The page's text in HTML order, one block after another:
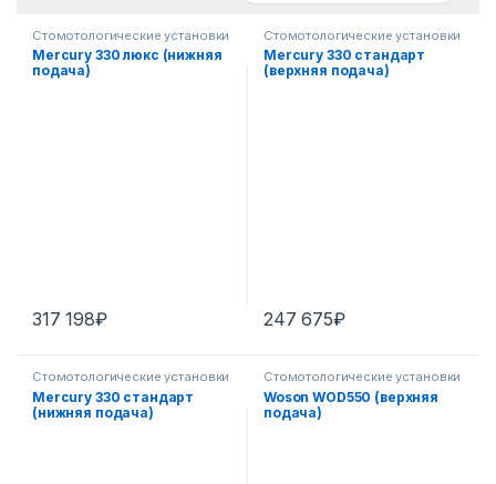
Стомотологические установки
Mercury 330 люкс (нижняя
подача)
317 198₽
Стомотологические установки
Mercury 330 стандарт
(верхняя подача)
247 675₽
Стомотологические установки
Mercury 330 стандарт
(нижняя подача)
Стомотологические установки
Woson WOD550 (верхняя
подача)